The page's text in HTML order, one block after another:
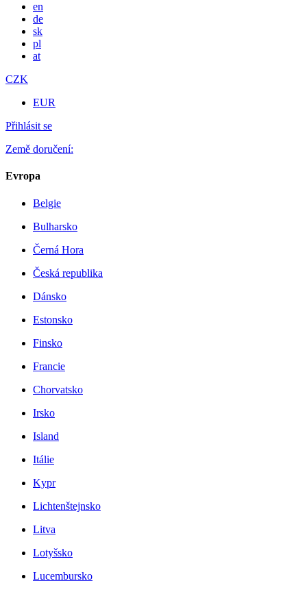
en
de
sk
pl
at
CZK
EUR
Přihlásit se
Země doručení:
Evropa
Belgie
Bulharsko
Černá Hora
Česká republika
Dánsko
Estonsko
Finsko
Francie
Chorvatsko
Irsko
Island
Itálie
Kypr
Lichtenštejnsko
Litva
Lotyšsko
Lucembursko